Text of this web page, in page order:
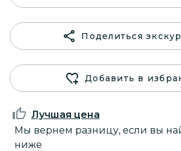
Поделиться
Добавить в
Лучшая цена
Мы вернем разницу, если вы
ниже